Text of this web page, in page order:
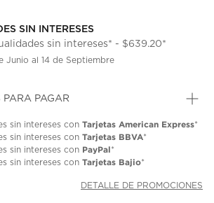
SIN INTERESES
sin intereses* - $639.20*
Junio al 14 de Septiembre
PARA PAGAR
sin intereses con Tarjetas American Express*
sin intereses con Tarjetas BBVA*
sin intereses con PayPal*
sin intereses con Tarjetas Bajio*
DETALLE DE PROMOCIONES